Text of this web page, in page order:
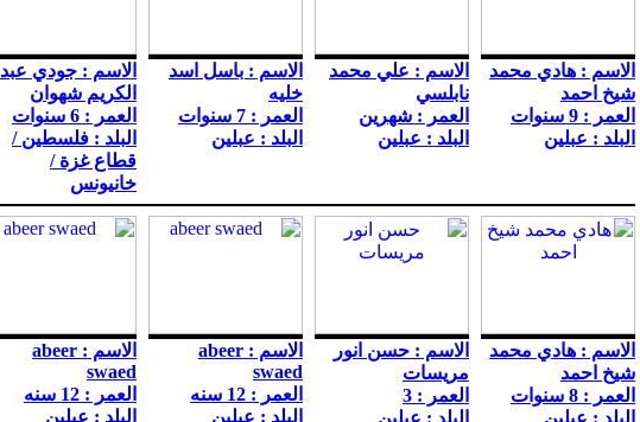
الاسم : هادي محمد
شيخ احمد
العمر : 9 سنوات
البلد : عبلين
الاسم : علي محمد
نابلسي
العمر : شهرين
البلد : عبلين
الاسم : باسل اسد
خليه
العمر : 7 سنوات
البلد : عبلين
الاسم : جودي عبد
الكريم شهوان
العمر : 6 سنوات
البلد : فلسطين /
قطاع غزة /
خانيونس
الاسم : هادي محمد
شيخ احمد
العمر : 8 سنوات
البلد : عبلين
الاسم : حسن انور
مريسات
العمر : 3
البلد : عبلين
الاسم : abeer
swaed
العمر : 12 سنه
البلد : عبلين
الاسم : abeer
swaed
العمر : 12 سنه
البلد : عبلين